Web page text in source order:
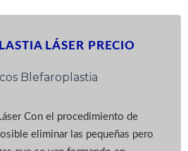
LÁSER PRECIO
Con el procedimiento de
eliminar las pequeñas pero